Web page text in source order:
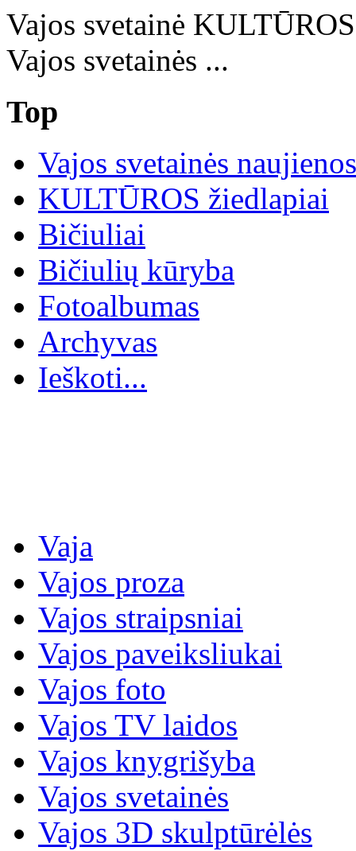
Vajos svetainė
Vajos svetainės ...
Top
Vajos svetainės naujienos
KULTŪROS žiedlapiai
Bičiuliai
Bičiulių kūryba
Fotoalbumas
Archyvas
Ieškoti...
Vaja
Vajos proza
Vajos straipsniai
Vajos paveiksliukai
Vajos foto
Vajos TV laidos
Vajos knygrišyba
Vajos svetainės
Vajos 3D skulptūrėlės